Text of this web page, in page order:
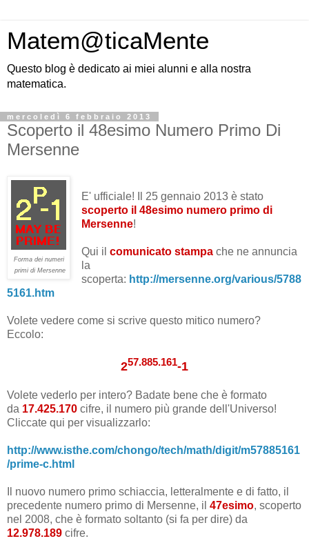
Matem@ticaMente
Questo blog è dedicato ai miei alunni e alla nostra
matematica.
mercoledì 6 febbraio 2013
Scoperto il 48esimo Numero Primo Di
Mersenne
Forma dei numeri
primi di Mersenne
E' ufficiale! Il 25 gennaio 2013 è stato
scoperto il 48esimo numero primo di
Mersenne!
Qui il comunicato stampache ne annuncia
la
scoperta: http://mersenne.org/various/5788
5161.htm
Volete vedere come si scrive questo mitico numero?
Eccolo:
257.885.161-1
Volete vederlo per intero? Badate bene che è formato
da 17.425.170 cifre, il numero più grande dell'Universo!
Cliccate qui per visualizzarlo:
http://www.isthe.com/chongo/tech/math/digit/m57885161
/prime-c.html
Il nuovo numero primo schiaccia, letteralmente e di fatto, il
precedente numero primo di Mersenne, il 47esimo, scoperto
nel 2008, che è formato soltanto (si fa per dire) da
12.978.189 cifre.